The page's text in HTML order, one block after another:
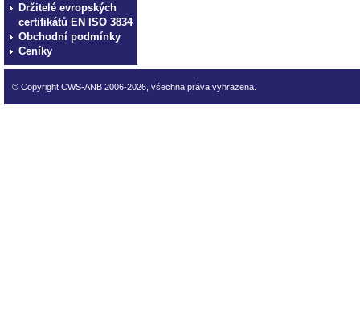
Držitelé evropských
certifikátů EN ISO 3834
Obchodní podmínky
Ceníky
© Copyright CWS-ANB 2006-2026, všechna práva vyhrazena.